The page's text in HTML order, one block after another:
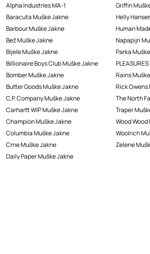
Alpha Industries MA-1
Baracuta Muške Jakne
Barbour Muške Jakne
Bež Muške Jakne
Bijele Muške Jakne
Billionaire Boys Club Muške Jakne
Bomber Muške Jakne
Butter Goods Muške Jakne
C.P. Company Muške Jakne
Carhartt WIP Muške Jakne
Champion Muške Jakne
Columbia Muške Jakne
Crne Muške Jakne
Daily Paper Muške Jakne
Griffin
Helly
Human
Napapijri
Parka
Rains
Rick Owens
The North
Traper
Wood
Woolrich
Zelene